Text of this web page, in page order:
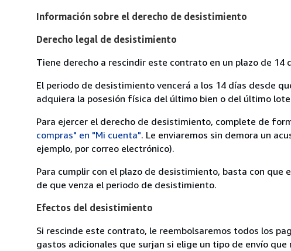
Información sobre el derecho de desistimiento
Derecho legal de desistimiento
Tiene derecho a rescindir este contrato en un plazo de 14
El periodo de desistimiento vencerá a los 14 días desde
adquiera la posesión física del último bien o del último lote
Para ejercer el derecho de desistimiento, complete de
compras" en "Mi cuenta". Le enviaremos sin demora un
ejemplo, por correo electrónico).
Para cumplir con el plazo de desistimiento, basta con
de que venza el periodo de desistimiento.
Efectos del desistimiento
Si rescinde este contrato, le reembolsaremos todos los
gastos adicionales que surjan si elige un tipo de envío